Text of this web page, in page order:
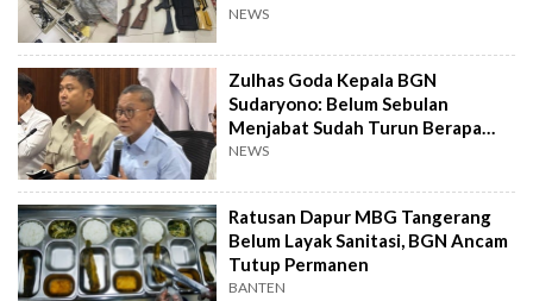
Senjata Api
NEWS
Zulhas Goda Kepala BGN
Sudaryono: Belum Sebulan
Menjabat Sudah Turun Berapa
Kilo?
NEWS
Ratusan Dapur MBG Tangerang
Belum Layak Sanitasi, BGN Ancam
Tutup Permanen
BANTEN